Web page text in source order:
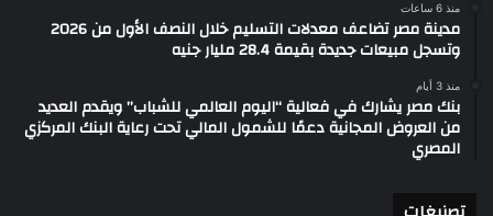
منذ 6 ساعات
مدينة مصر تضاعف معدلات التسليم خلال النصف الأول من 2026
وتسجل مبيعات جديدة بقيمة 28.4 مليار جنيه
منذ 3 أيام
بنك مصر يشارك في فعالية “اليوم العالمي للشباب” ويقدم العديد
من العروض المجانية دعمًا للشمول المالي تحت رعاية البنك المركزي
المصري